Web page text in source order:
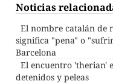
Noticias
El nombre catalán de
significa "pena" o
Barcelona
El encuentro 'therian'
detenidos y peleas